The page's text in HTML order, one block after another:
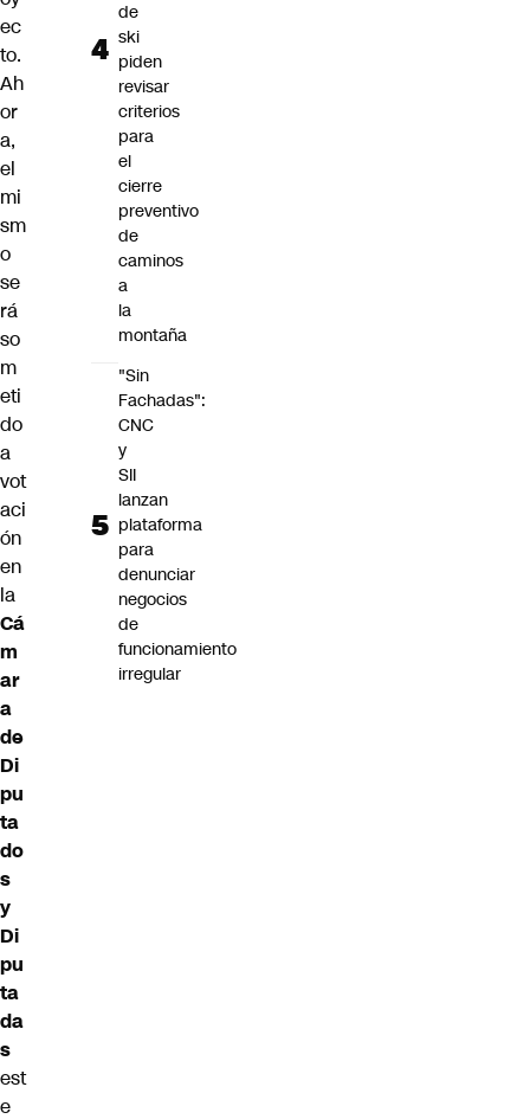
ec
to.
Ah
or
a,
el
mi
sm
o
se
rá
so
m
eti
do
a
vot
aci
ón
en
la
Cá
m
ar
a
de
Di
pu
ta
do
s
y
Di
pu
ta
da
s
est
e
de
ski
piden
revisar
criterios
para
el
cierre
preventivo
de
caminos
a
la
montaña
"Sin
Fachadas":
CNC
y
SII
lanzan
plataforma
para
denunciar
negocios
de
funcionamiento
irregular